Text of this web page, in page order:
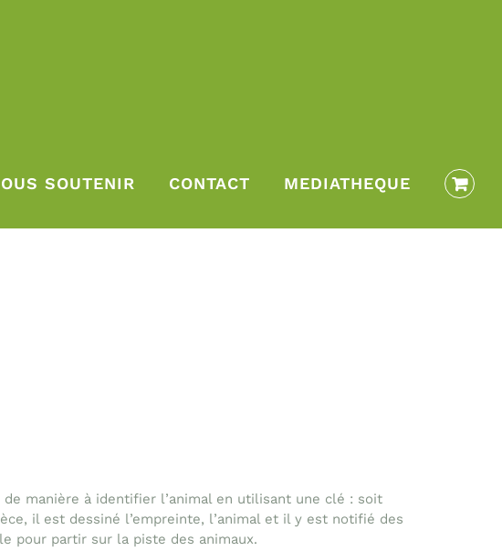
SOUTENIR CONTACT MEDIATHEQUE
de manière à identifier l’animal en utilisant une clé : soit
il est dessiné l’empreinte, l’animal et il y est notifié des
pour partir sur la piste des animaux.